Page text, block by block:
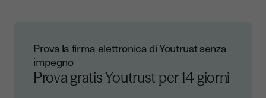
Prova la firma elettronica di Youtrust senza
impegno
Prova gratis Youtrust per 14 giorni